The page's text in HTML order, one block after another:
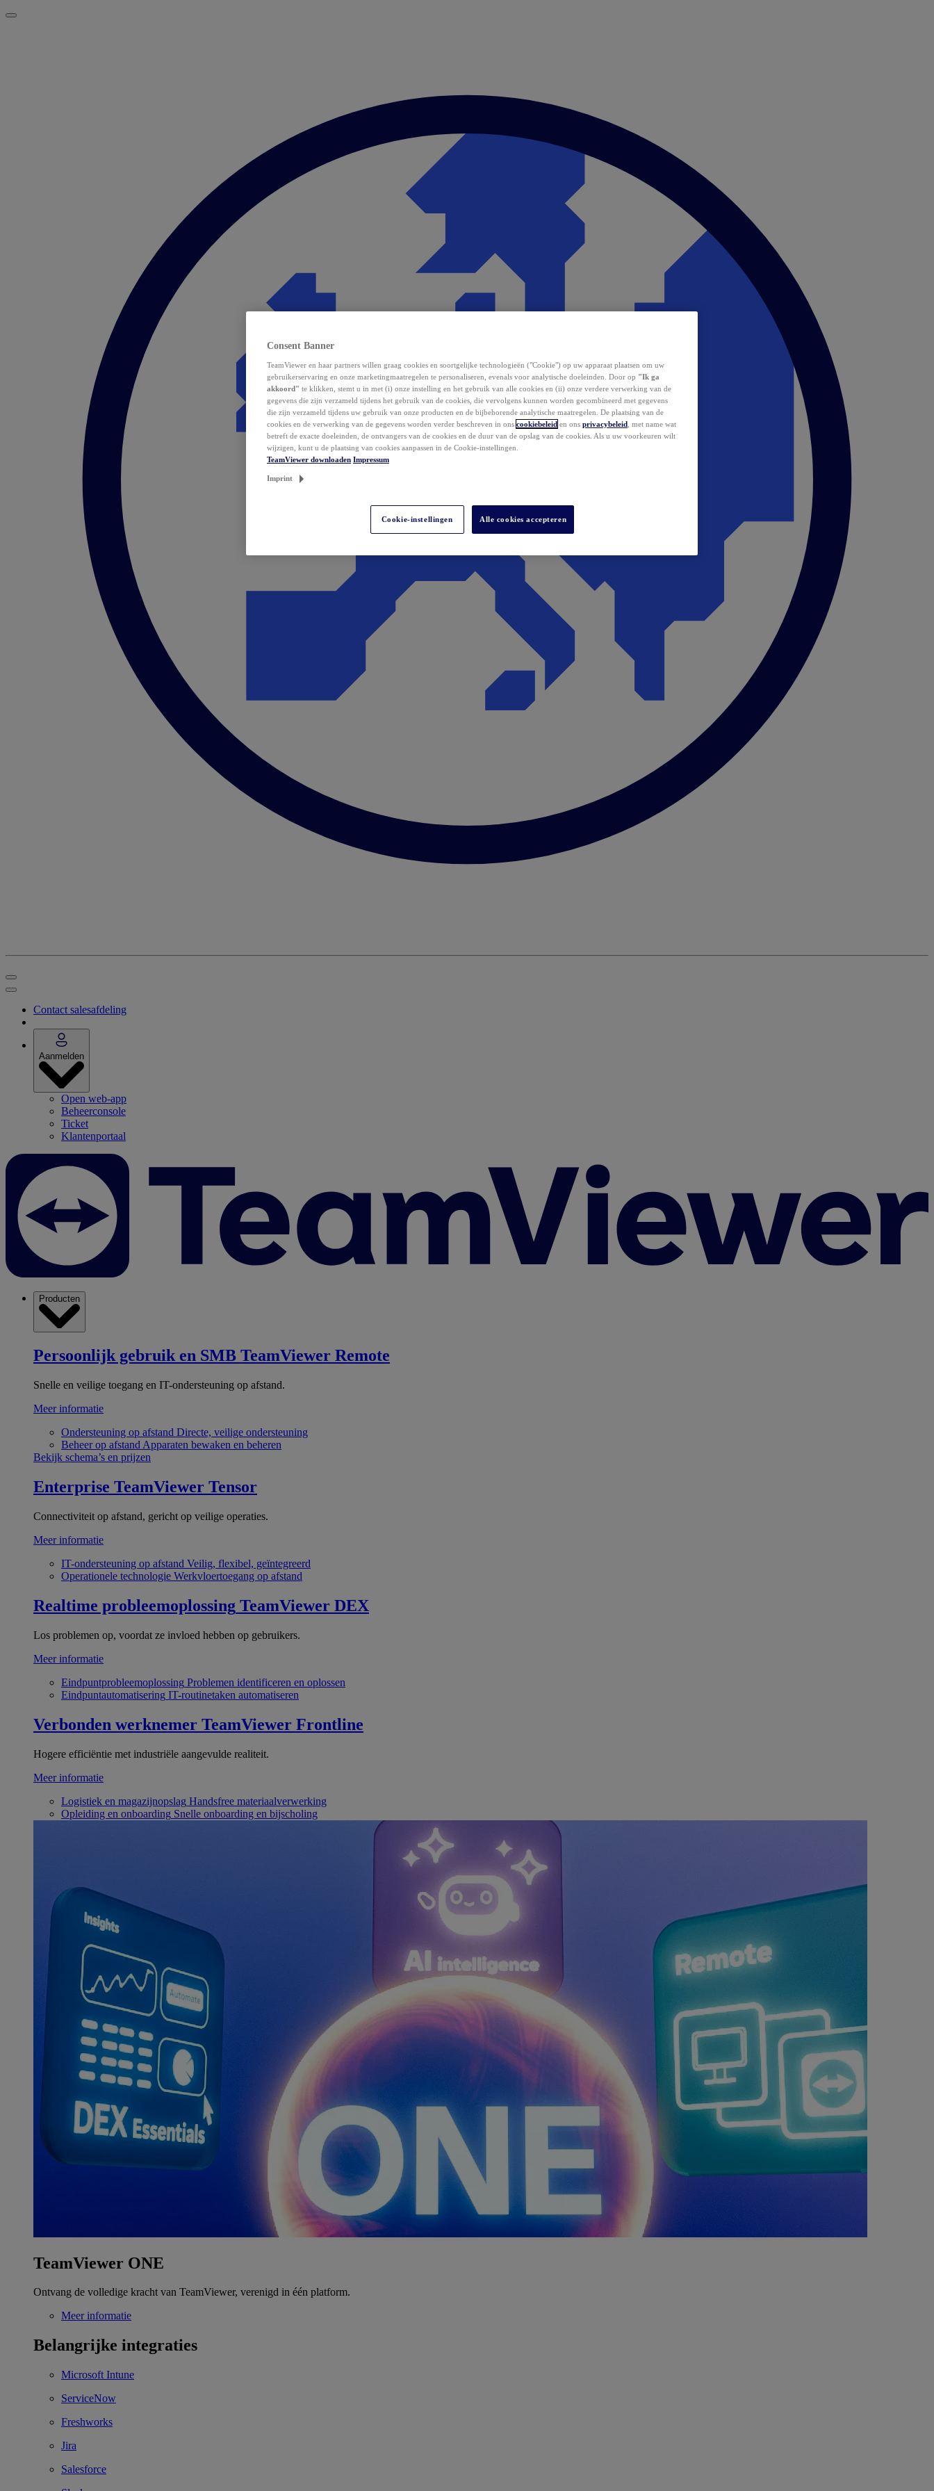
Contact salesafdeling
Aanmelden
Open web-app
Beheerconsole
Ticket
Klantenportaal
Producten
Persoonlijk gebruik en SMB TeamViewer Remote
Snelle en veilige toegang en IT-ondersteuning op afstand.
Meer informatie
Ondersteuning op afstand Directe, veilige ondersteuning
Beheer op afstand Apparaten bewaken en beheren
Bekijk schema’s en prijzen
Enterprise TeamViewer Tensor
Connectiviteit op afstand, gericht op veilige operaties.
Meer informatie
IT-ondersteuning op afstand Veilig, flexibel, geïntegreerd
Operationele technologie Werkvloertoegang op afstand
Realtime probleemoplossing TeamViewer DEX
Los problemen op, voordat ze invloed hebben op gebruikers.
Meer informatie
Eindpuntprobleemoplossing Problemen identificeren en oplossen
Eindpuntautomatisering IT-routinetaken automatiseren
Verbonden werknemer TeamViewer Frontline
Hogere efficiëntie met industriële aangevulde realiteit.
Meer informatie
Logistiek en magazijnopslag Handsfree materiaalverwerking
Opleiding en onboarding Snelle onboarding en bijscholing
TeamViewer ONE
Ontvang de volledige kracht van TeamViewer, verenigd in één platform.
Meer informatie
Belangrijke integraties
Microsoft Intune
ServiceNow
Freshworks
Jira
Salesforce
Consent Banner
TeamViewer en haar partners willen graag cookies en soortgelijke technologieën ("Cookie") op uw apparaat plaatsen om uw
gebruikerservaring en onze marketingmaatregelen te personaliseren, evenals voor analytische doeleinden. Door op "Ik ga
akkoord" te klikken, stemt u in met (i) onze instelling en het gebruik van alle cookies en (ii) onze verdere verwerking van de
gegevens die zijn verzameld tijdens het gebruik van de cookies, die vervolgens kunnen worden gecombineerd met gegevens
die zijn verzameld tijdens uw gebruik van onze producten en de bijbehorende analytische maatregelen. De plaatsing van de
cookies en de verwerking van de gegevens worden verder beschreven in ons cookiebeleid en ons privacybeleid , met name wat
betreft de exacte doeleinden, de ontvangers van de cookies en de duur van de opslag van de cookies. Als u uw voorkeuren wilt
wijzigen, kunt u de plaatsing van cookies aanpassen in de Cookie-instellingen.
TeamViewer downloaden Impressum
Imprint
Cookie-instellingen Alle cookies accepteren